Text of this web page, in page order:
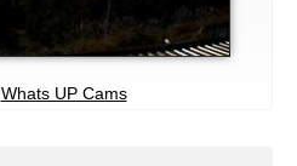
Whats UP Cams